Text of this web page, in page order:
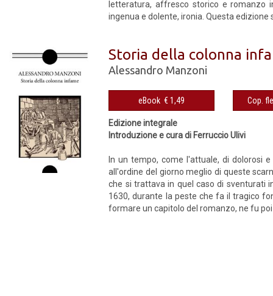
letteratura, affresco storico e romanzo
ingenua e dolente, ironia. Questa edizione
Storia della colonna
Alessandro Manzoni
eBook € 1,49
Edizione integrale
Introduzione e cura di Ferruccio Ulivi
In un tempo, come l'attuale, di dolorosi
all'ordine del giorno meglio di queste
che si trattava in quel caso di sventurati
1630, durante la peste che fa il tragico
formare un capitolo del romanzo, ne fu